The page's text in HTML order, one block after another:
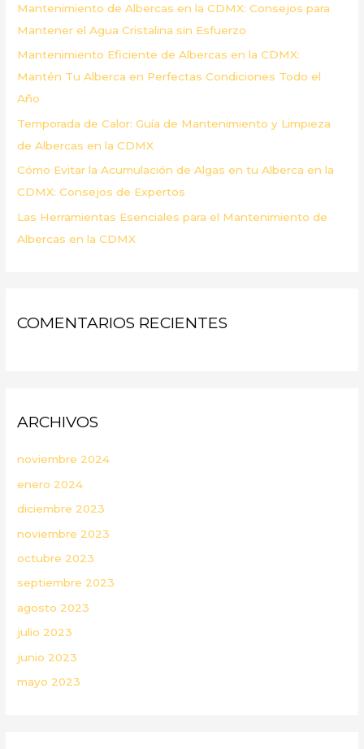
o
r
:
Mantenimiento de Albercas en la CDMX: Consejos para
Mantener el Agua Cristalina sin Esfuerzo
Mantenimiento Eficiente de Albercas en la CDMX:
Mantén Tu Alberca en Perfectas Condiciones Todo el
Año
Temporada de Calor: Guía de Mantenimiento y Limpieza
de Albercas en la CDMX
Cómo Evitar la Acumulación de Algas en tu Alberca en la
CDMX: Consejos de Expertos
Las Herramientas Esenciales para el Mantenimiento de
Albercas en la CDMX
COMENTARIOS RECIENTES
ARCHIVOS
noviembre 2024
enero 2024
diciembre 2023
noviembre 2023
octubre 2023
septiembre 2023
agosto 2023
julio 2023
junio 2023
mayo 2023